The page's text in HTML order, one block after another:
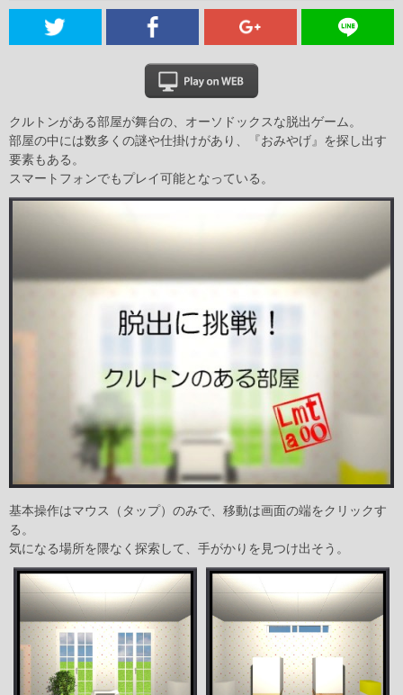
クルトンがある部屋が舞台の、オーソドックスな脱出ゲーム。
部屋の中には数多くの謎や仕掛けがあり、『おみやげ』を探し出す
要素もある。
スマートフォンでもプレイ可能となっている。
基本操作はマウス（タップ）のみで、移動は画面の端をクリックす
る。
気になる場所を隈なく探索して、手がかりを見つけ出そう。